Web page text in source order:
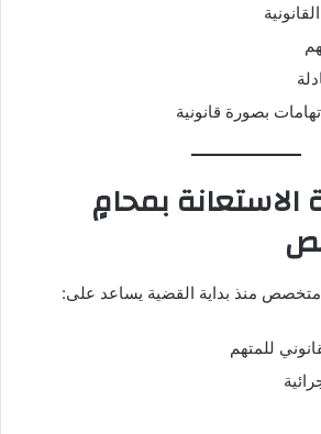
بصورة قانونية
الاستعانة بمحامٍ
متخصص منذ بداية القضية يساعد على:
للمتهم